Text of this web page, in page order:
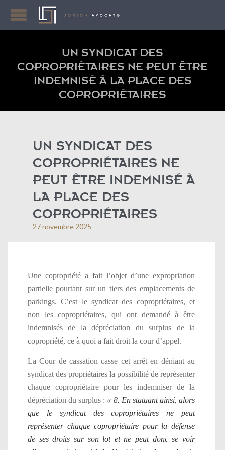
UN SYNDICAT DES
COPROPRIÉTAIRES NE PEUT ÊTRE
INDEMNISÉ À LA PLACE DES
COPROPRIÉTAIRES
UN SYNDICAT DES
COPROPRIÉTAIRES NE
PEUT ÊTRE INDEMNISÉ À
LA PLACE DES
COPROPRIÉTAIRES
27 novembre 2025
Une copropriété a fait l’objet d’une expropriation
partielle pourtant sur un tiers des emplacements de
parkings. C’est le syndicat des copropriétaires, et
non les copropriétaires, qui ont demandé à être
indemnisés de la dépréciation du surplus de la
copropriété, ce à quoi a fait droit la cour d’appel.
La Cour de cassation casse cet arrêt en déniant au
syndicat des propriétaires la possibilité de représenter
chaque copropriétaire pour les indemniser de la
dépréciation du surplus : « 8. En statuant ainsi, alors
que le syndicat des copropriétaires ne peut
représenter chaque copropriétaire pour la défense
de ses droits sur son lot et ne peut donc se voir